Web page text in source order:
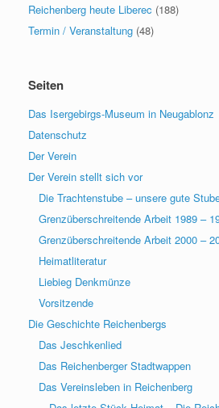
Reichenberg heute Liberec (188)
Termin / Veranstaltung (48)
Seiten
Das Isergebirgs-Museum in Neugablonz
Datenschutz
Der Verein
Der Verein stellt sich vor
Die Trachtenstube – unsere gute
Grenzüberschreitende Arbeit 1989 –
Grenzüberschreitende Arbeit 2000 –
Heimatliteratur
Liebieg Denkmünze
Vorsitzende
Die Geschichte Reichenbergs
Das Jeschkenlied
Das Reichenberger Stadtwappen
Das Vereinsleben in Reichenberg